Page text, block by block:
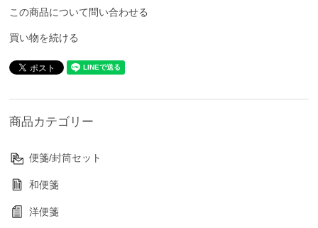
この商品について問い合わせる
買い物を続ける
商品カテゴリー
便箋/封筒セット
和便箋
洋便箋